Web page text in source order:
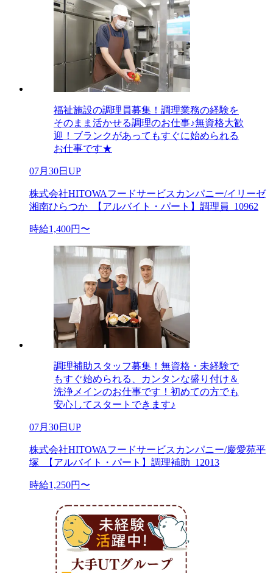
福祉施設の調理員募集！調理業務の経験を
そのまま活かせる調理のお仕事♪無資格大歓
迎！ブランクがあってもすぐに始められる
お仕事です★
07月30日UP
株式会社HITOWAフードサービスカンパニー/イリーゼ
湘南ひらつか_【アルバイト・パート】調理員_10962
時給1,400円〜
調理補助スタッフ募集！無資格・未経験で
もすぐ始められる、カンタンな盛り付け＆
洗浄メインのお仕事です！初めての方でも
安心してスタートできます♪
07月30日UP
株式会社HITOWAフードサービスカンパニー/慶愛苑平
塚_【アルバイト・パート】調理補助_12013
時給1,250円〜